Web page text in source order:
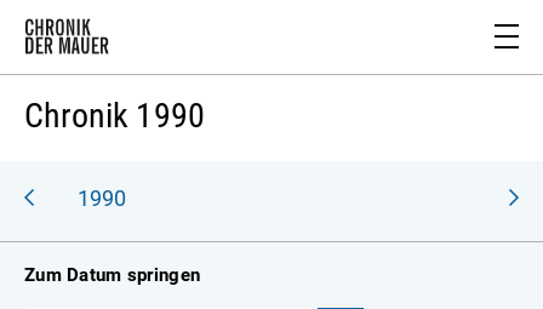
Chronik 1990
1990
Zum Datum springen